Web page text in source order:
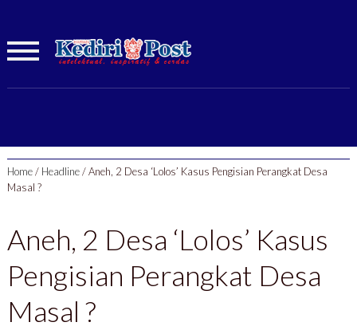
Home/ Headline/Aneh, 2 Desa ‘Lolos’ Kasus Pengisian Perangkat Desa
Masal ?
Aneh, 2 Desa ‘Lolos’ Kasus
Pengisian Perangkat Desa
Masal ?